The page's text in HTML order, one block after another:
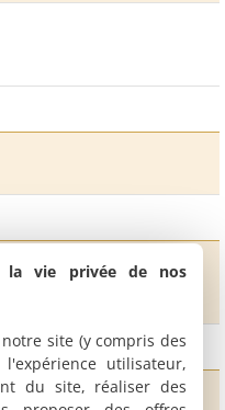
la vie privée de nos
site (y compris des
utilisateur,
du site, réaliser des